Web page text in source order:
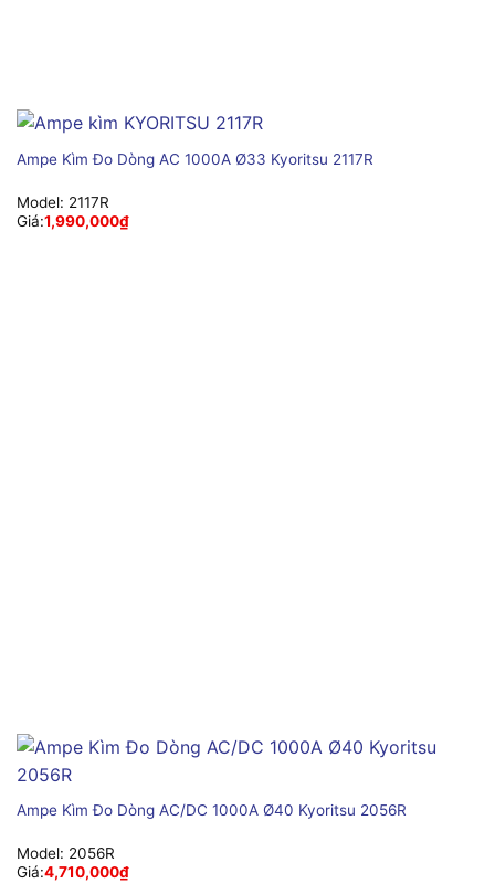
Ampe Kìm Đo Dòng AC 1000A Ø33 Kyoritsu 2117R
Model: 2117R
Giá:1,990,000₫
Ampe Kìm Đo Dòng AC/DC 1000A Ø40 Kyoritsu 2056R
Model: 2056R
Giá:4,710,000₫